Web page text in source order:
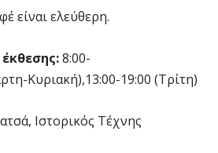
είναι ελεύθερη.
έκθεσης:8:00-
Κυριακή),13:00-19:00 (Τρίτη)
Ιστορικός Τέχνης